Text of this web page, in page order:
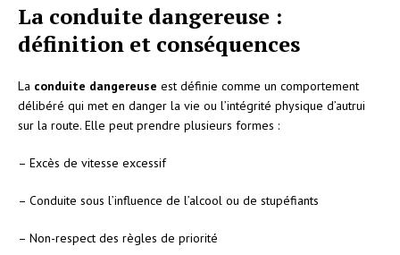
La conduite dangereuse :
définition et conséquences
La conduite dangereuse est définie comme un comportement
délibéré qui met en danger la vie ou l’intégrité physique d’autrui
sur la route. Elle peut prendre plusieurs formes :
– Excès de vitesse excessif
– Conduite sous l’influence de l’alcool ou de stupéfiants
– Non-respect des règles de priorité